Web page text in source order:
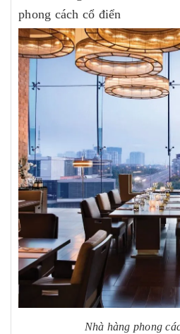
phong cách cổ điển
Nhà hàng phong